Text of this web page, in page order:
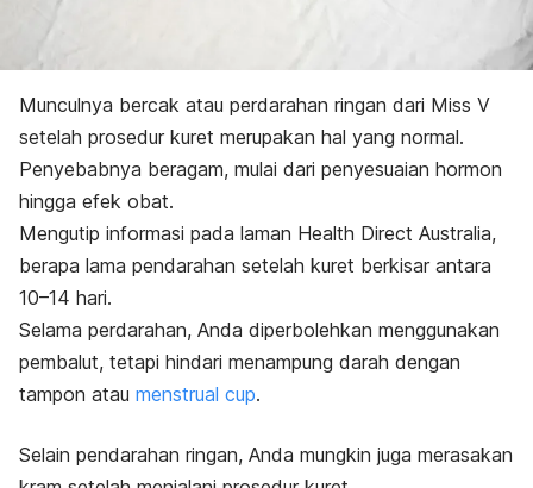
Munculnya bercak atau perdarahan ringan dari Miss V
setelah prosedur kuret merupakan hal yang normal.
Penyebabnya beragam, mulai dari penyesuaian hormon
hingga efek obat.
Mengutip informasi pada laman Health Direct Australia,
berapa lama pendarahan setelah kuret berkisar antara
10–14 hari.
Selama perdarahan, Anda diperbolehkan menggunakan
pembalut, tetapi hindari menampung darah dengan
tampon atau menstrual cup.
Selain pendarahan ringan, Anda mungkin juga merasakan